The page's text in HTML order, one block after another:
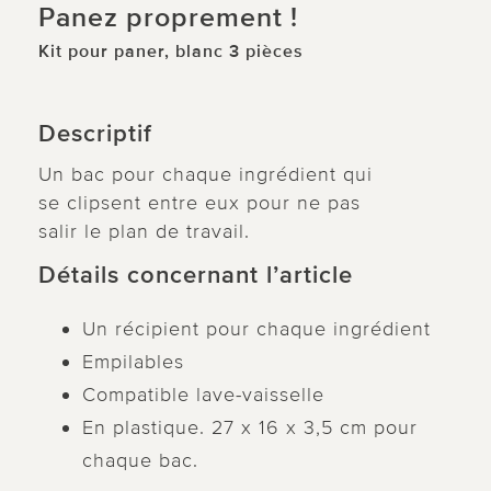
Panez proprement !
Kit pour paner, blanc 3 pièces
Descriptif
Un bac pour chaque ingrédient qui
se clipsent entre eux pour ne pas
salir le plan de travail.
Détails concernant l’article
Un récipient pour chaque ingrédient
Empilables
Compatible lave-vaisselle
En plastique. 27 x 16 x 3,5 cm pour
chaque bac.